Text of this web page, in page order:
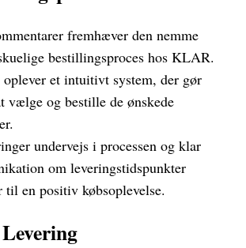
fremhæver den nemme
bestillingsproces hos KLAR.
et intuitivt system, der gør
vælge og bestille de ønskede
undervejs i processen og klar
om leveringstidspunkter
til en positiv købsoplevelse.